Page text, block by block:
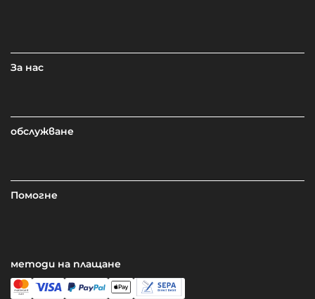
За нас
обслужване
Помогне
методи на плащане